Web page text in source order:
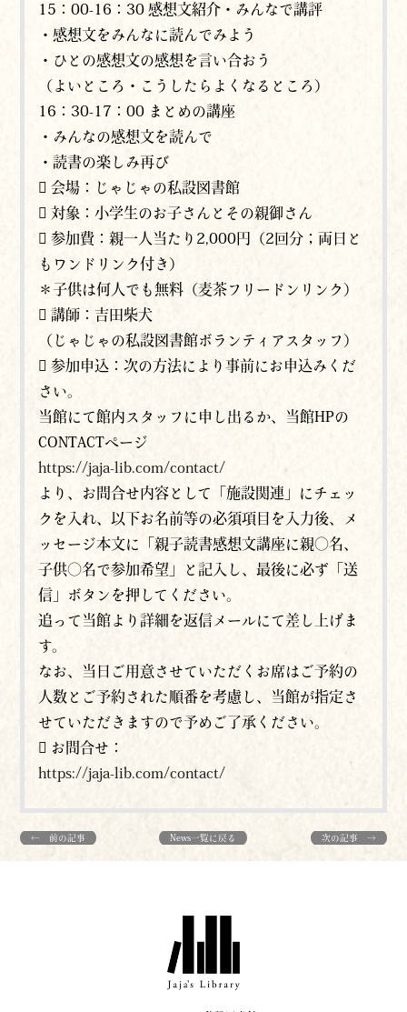
15：00-16：30 感想文紹介・みんなで講評
・感想文をみんなに読んでみよう
・ひとの感想文の感想を言い合おう
（よいところ・こうしたらよくなるところ）
16：30-17：00 まとめの講座
・みんなの感想文を読んで
・読書の楽しみ再び
 会場：じゃじゃの私設図書館
 対象：小学生のお子さんとその親御さん
 参加費：親一人当たり2,000円（2回分；両日と
もワンドリンク付き）
＊子供は何人でも無料（麦茶フリードンリンク）
 講師：吉田柴犬
（じゃじゃの私設図書館ボランティアスタッフ）
 参加申込：次の方法により事前にお申込みくだ
さい。
当館にて館内スタッフに申し出るか、当館HPの
CONTACTページ
https://jaja-lib.com/contact/
より、お問合せ内容として「施設関連」にチェッ
クを入れ、以下お名前等の必須項目を入力後、メ
ッセージ本文に「親子読書感想文講座に親〇名、
子供〇名で参加希望」と記入し、最後に必ず「送
信」ボタンを押してください。
追って当館より詳細を返信メールにて差し上げま
す。
なお、当日ご用意させていただくお席はご予約の
人数とご予約された順番を考慮し、当館が指定さ
せていただきますので予めご了承ください。
 お問合せ：
https://jaja-lib.com/contact/
← 前の記事 News一覧に戻る 次の記事 →